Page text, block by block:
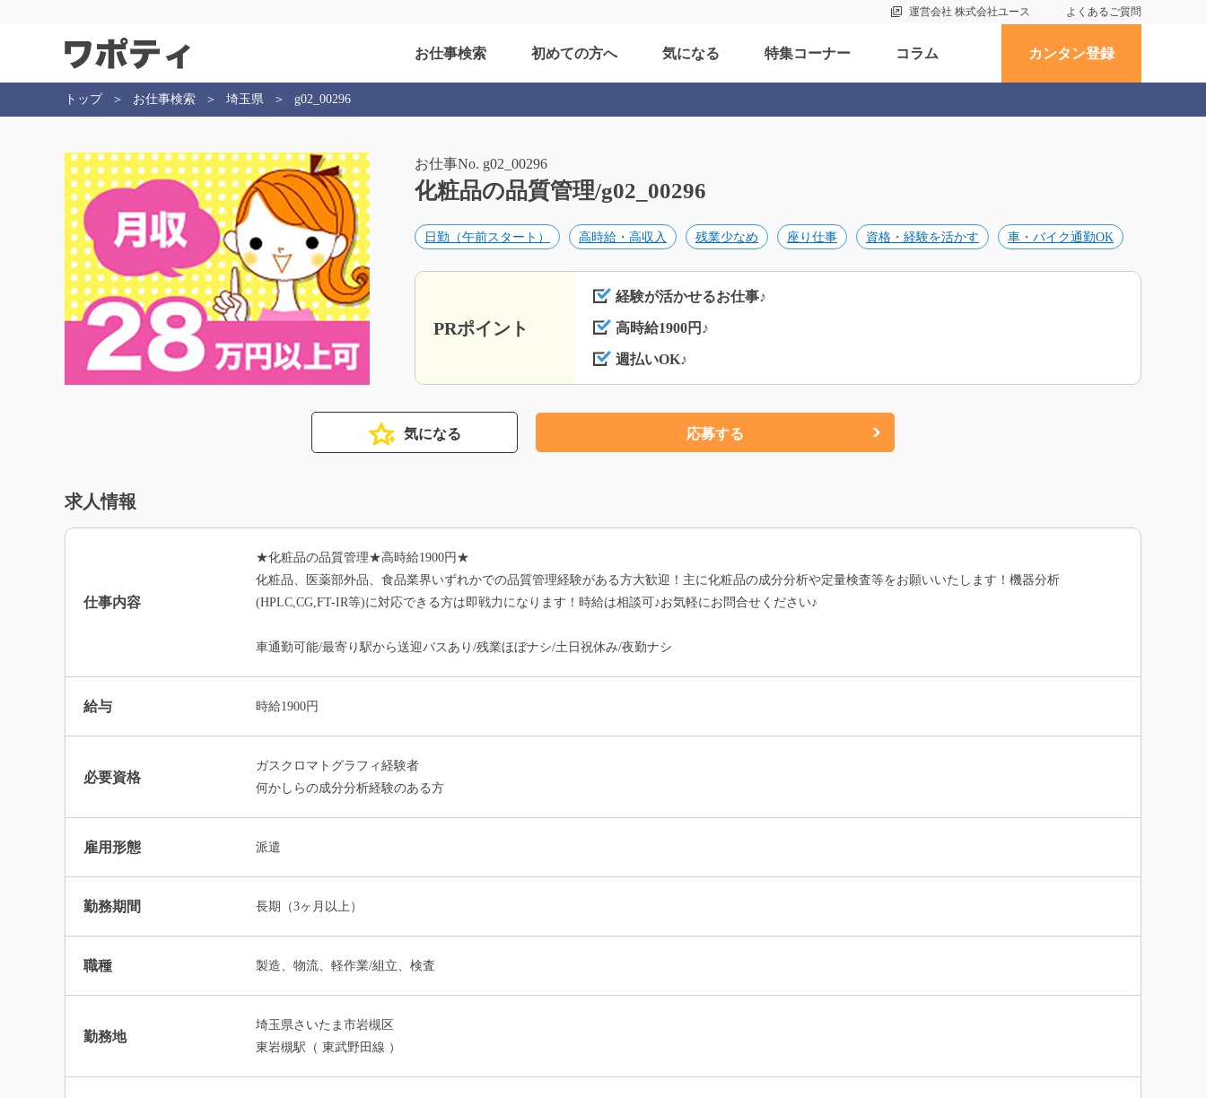
運営会社 株式会社ユース よくあるご質問
お仕事検索 初めての方へ 気になる 特集コーナー コラム カンタン登録
トップ お仕事検索 埼玉県 g02_00296
お仕事No. g02_00296
化粧品の品質管理/g02_00296
日勤（午前スタート） 高時給・高収入 残業少なめ 座り仕事 資格・経験を活かす 車・バイク通勤OK
PRポイント
経験が活かせるお仕事♪
高時給1900円♪
週払いOK♪
気になる 応募する
求人情報
仕事内容
★化粧品の品質管理★高時給1900円★
化粧品、医薬部外品、食品業界いずれかでの品質管理経験がある方大歓迎！主に化粧品の成分分析や定量検査等をお願いいたします！機器分析
(HPLC,CG,FT-IR等)に対応できる方は即戦力になります！時給は相談可♪お気軽にお問合せください♪
車通勤可能/最寄り駅から送迎バスあり/残業ほぼナシ/土日祝休み/夜勤ナシ
給与 時給1900円
必要資格
ガスクロマトグラフィ経験者
何かしらの成分分析経験のある方
雇用形態 派遣
勤務期間 長期（3ヶ月以上）
職種 製造、物流、軽作業/組立、検査
勤務地
埼玉県さいたま市岩槻区
東岩槻駅（ 東武野田線 ）